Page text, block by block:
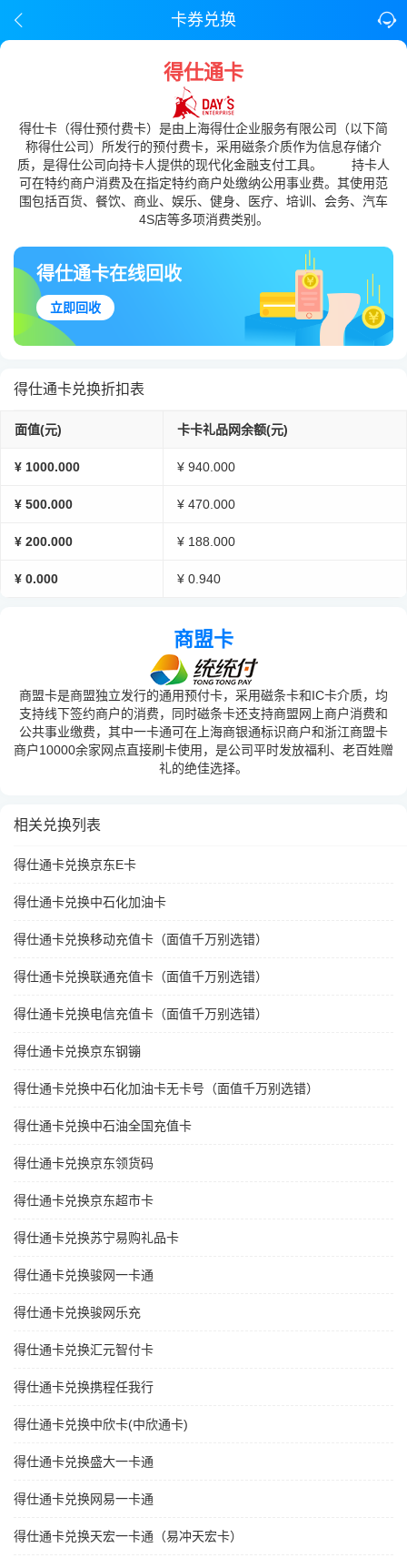
卡券兑换
得仕通卡
得仕卡（得仕预付费卡）是由上海得仕企业服务有限公司（以下简
称得仕公司）所发行的预付费卡，采用磁条介质作为信息存储介
质，是得仕公司向持卡人提供的现代化金融支付工具。 持卡人
可在特约商户消费及在指定特约商户处缴纳公用事业费。其使用范
围包括百货、餐饮、商业、娱乐、健身、医疗、培训、会务、汽车
4S店等多项消费类别。
得仕通卡在线回收
立即回收
得仕通卡兑换折扣表
面值(元) 卡卡礼品网余额(元)
¥ 1000.000 ¥ 940.000
¥ 500.000 ¥ 470.000
¥ 200.000 ¥ 188.000
¥ 0.000 ¥ 0.940
商盟卡
商盟卡是商盟独立发行的通用预付卡，采用磁条卡和IC卡介质，均
支持线下签约商户的消费，同时磁条卡还支持商盟网上商户消费和
公共事业缴费，其中一卡通可在上海商银通标识商户和浙江商盟卡
商户10000余家网点直接刷卡使用，是公司平时发放福利、老百姓赠
礼的绝佳选择。
相关兑换列表
得仕通卡兑换京东E卡
得仕通卡兑换中石化加油卡
得仕通卡兑换移动充值卡（面值千万别选错）
得仕通卡兑换联通充值卡（面值千万别选错）
得仕通卡兑换电信充值卡（面值千万别选错）
得仕通卡兑换京东钢镚
得仕通卡兑换中石化加油卡无卡号（面值千万别选错）
得仕通卡兑换中石油全国充值卡
得仕通卡兑换京东领货码
得仕通卡兑换京东超市卡
得仕通卡兑换苏宁易购礼品卡
得仕通卡兑换骏网一卡通
得仕通卡兑换骏网乐充
得仕通卡兑换汇元智付卡
得仕通卡兑换携程任我行
得仕通卡兑换中欣卡(中欣通卡)
得仕通卡兑换盛大一卡通
得仕通卡兑换网易一卡通
得仕通卡兑换天宏一卡通（易冲天宏卡）